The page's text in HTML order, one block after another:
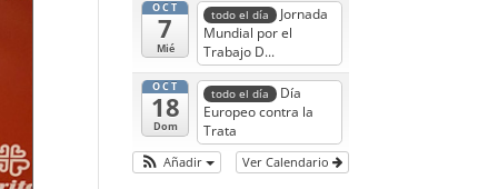
OCT
7
Mié
todo el día
Jornada
Mundial por el
Trabajo D...
OCT
18
Dom
todo el día
Día
Europeo contra la
Trata
Ver Calendario
Añadir